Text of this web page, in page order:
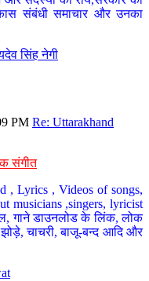
संबंधी समाचार और उनका
सिंह नेगी
PM Re: Uttarakhand
संगीत
, Lyrics , Videos of songs,
musicians ,singers, lyricist
गाने डाउनलोड के लिंक, लोक
चाचरी, बाजू-बन्द आदि और